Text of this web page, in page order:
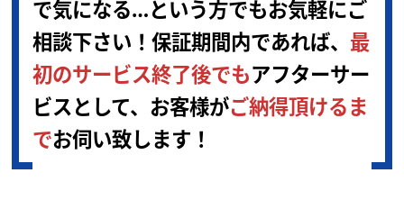
で気になる…という方でもお気軽にご
相談下さい！保証期間内であれば、 最
初のサービス終了後でもアフターサー
ビスとして、お客様がご納得頂けるま
でお伺い致します！